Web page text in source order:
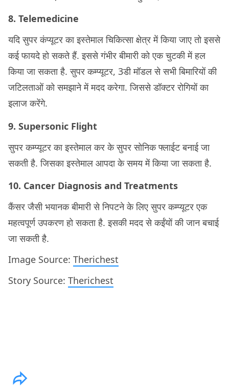
8. Telemedicine
यदि सुपर कंप्यूटर का इस्तेमाल चिकित्सा क्षेत्र में किया जाए तो इससे
कई फायदे हो सकते हैं. इससे गंभीर बीमारी को एक चुटकी में हल
किया जा सकता है. सुपर कम्प्यूटर, 3डी मॉडल से सभी बिमारियों की
जटिलताओं को समझाने में मदद करेगा. जिससे डॉक्टर रोगियों का
इलाज करेंगे.
9. Supersonic Flight
सुपर कम्प्यूटर का इस्तेमाल कर के सुपर सोनिक फ्लाईट बनाई जा
सकती है. जिसका इस्तेमाल आपदा के समय में किया जा सकता है.
10. Cancer Diagnosis and Treatments
कैंसर जैसी भयानक बीमारी से निपटने के लिए सुपर कम्प्यूटर एक
महत्वपूर्ण उपकरण हो सकता है. इसकी मदद से कईंयों की जान बचाई
जा सकती है.
Image Source: Therichest
Story Source: Therichest